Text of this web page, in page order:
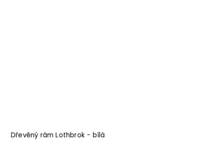
Dřevěný rám Lothbrok - bílá